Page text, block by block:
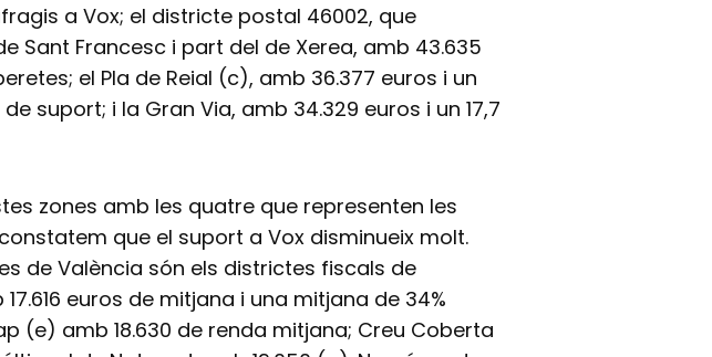
a Vox; el districte postal 46002, que
Sant Francesc i part del de Xerea, amb 43.635
el Pla de Reial (c), amb 36.377 euros i un
suport; i la Gran Via, amb 34.329 euros i un 17,7
zones amb les quatre que representen les
que el suport a Vox disminueix molt.
de València són els districtes fiscals de
euros de mitjana i una mitjana de 34%
(e) amb 18.630 de renda mitjana; Creu Coberta